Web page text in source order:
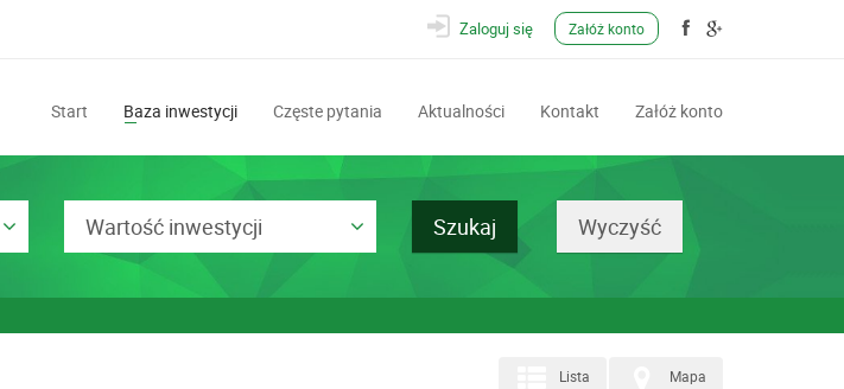
Zaloguj się Załóż konto
Start Baza inwestycji Częste pytania Aktualności Kontakt Załóż konto
Wartość inwestycji
Mapa
Lista